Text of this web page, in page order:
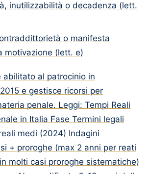
inutilizzabilità o decadenza (lett.
o manifesta
motivazione (lett. e)
abilitato al patrocinio in
e gestisce ricorsi per
penale. Leggi: Tempi Reali
in Italia Fase Termini legali
medi (2024) Indagini
+ proroghe (max 2 anni per reati
molti casi proroghe sistematiche)